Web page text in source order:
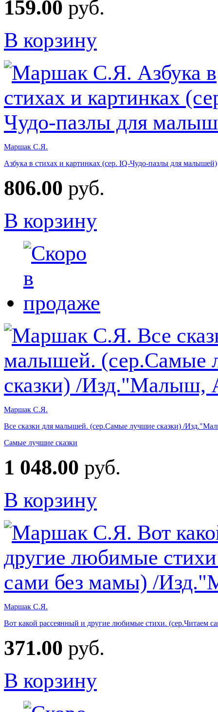
159.00 руб.
В корзину
Маршак С.Я.
Азбука в стихах и картинках (сер. IQ-Чудо-пазлы для малышей)
806.00 руб.
В корзину
Маршак С.Я.
Все сказки для малышей. (сер.Самые лучшие сказки) /
Самые лучшие сказки
1 048.00 руб.
В корзину
Маршак С.Я.
Вот какой рассеянный и другие любимые стихи.
371.00 руб.
В корзину